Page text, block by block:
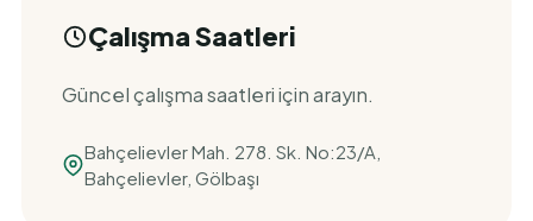
Çalışma Saatleri
Güncel çalışma saatleri için arayın.
Bahçelievler Mah. 278. Sk. No:23/A,
Bahçelievler, Gölbaşı